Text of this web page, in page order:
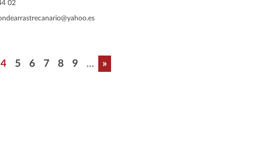
02
Página
4 Página
5 Página
6 Página
7 Página
8 Página
9 ... Última página
»